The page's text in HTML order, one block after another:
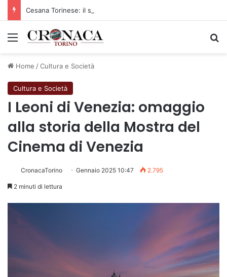
Menu
Home /Cultura e Società
Cultura e Società
I Leoni di Venezia: omaggio
alla storia della Mostra del
Cinema di Venezia
CronacaTorino Gennaio 2025 10:47 2.795
2 minuti di lettura